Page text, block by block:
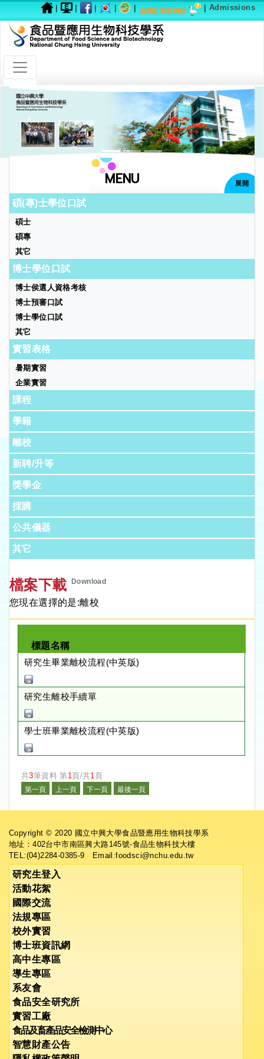
| | | | | | Admissions
Previous Next
MENU 展開
碩(專)士學位口試
碩士
碩專
其它
博士學位口試
博士侯選人資格考核
博士預審口試
博士學位口試
其它
實習表格
暑期實習
企業實習
課程
學籍
離校
新聘/升等
獎學金
採購
公共儀器
其它
檔案下載 Download
您現在選擇的是:離校
標題名稱
研究生畢業離校流程(中英版)
研究生離校手續單
學士班畢業離校流程(中英版)
共3筆資料 第 1頁/共1頁
Copyright © 2020 國立中興大學食品暨應用生物科技學系
地址：402台中市南區興大路145號-食品生物科技大樓
TEL:(04)2284-0385-9 Email:foodsci@nchu.edu.tw
研究生登入
活動花絮
國際交流
法規專區
校外實習
博士班資訊網
高中生專區
導生專區
系友會
食品安全研究所
實習工廠
食品及畜產品安全檢測中心
智慧財產公告